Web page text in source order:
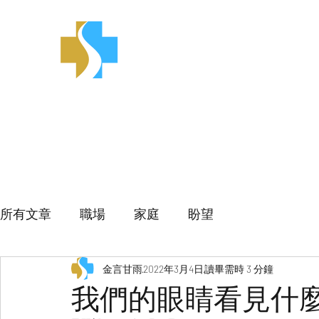
所有文章 職場 家庭 盼望
我們的眼睛看見什
金言甘雨2022年3月4日讀畢需時 3 分鐘